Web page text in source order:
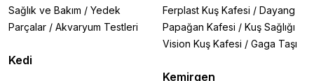
Sağlık ve Bakım / Yedek
Parçalar / Akvaryum Testleri
Kedi
Ferplast Kuş Kafesi / Dayang
Papağan Kafesi / Kuş Sağlığı
Vision Kuş Kafesi / Gaga Taşı
Kemirgen